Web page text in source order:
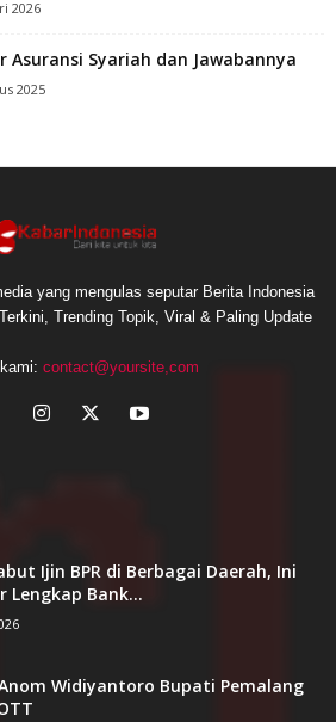
2026
Asuransi Syariah dan Jawabannya
2025
yang mengulas seputar Berita Indonesia
Trending Topik, Viral & Paling Update
contact@yoursite,com
Ijin BPR di Berbagai Daerah, Ini
Lengkap Bank...
Widiyantoro Bupati Pemalang